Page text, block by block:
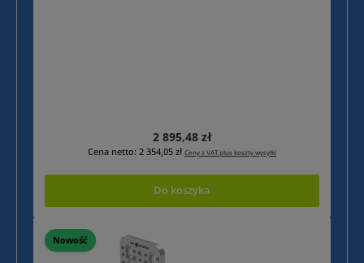
Cena regularna:
2 895,48 zł
Cena netto: 2 354,05 zł Ceny z VAT plus koszty wysyłki
Do koszyka
Nowość